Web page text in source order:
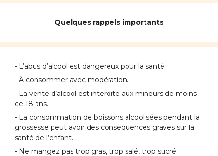
Quelques rappels importants
- L’abus d’alcool est dangereux pour la santé.
- À consommer avec modération.
- La vente d’alcool est interdite aux mineurs de moins
de 18 ans.
- La consommation de boissons alcoolisées pendant la
grossesse peut avoir des conséquences graves sur la
santé de l’enfant.
- Ne mangez pas trop gras, trop salé, trop sucré.